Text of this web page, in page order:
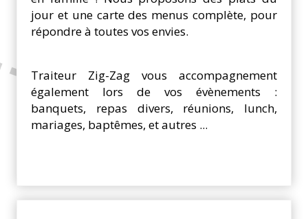
jour et une carte des menus complète, pour
répondre à toutes vos envies.
Traiteur Zig-Zag vous accompagnement
également lors de vos évènements :
banquets, repas divers, réunions, lunch,
mariages, baptêmes, et autres ...